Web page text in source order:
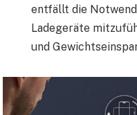
entfällt die
Ladegeräte
und